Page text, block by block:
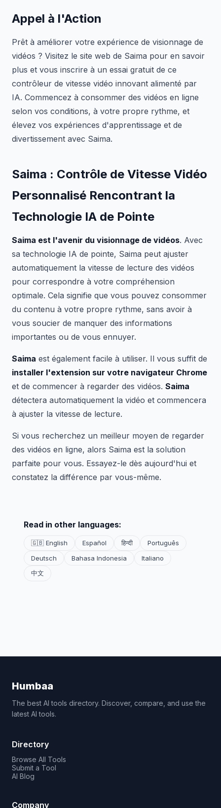
Appel à l'Action
Prêt à améliorer votre expérience de visionnage de
vidéos ? Visitez le site web de Saima pour en savoir
plus et vous inscrire à un essai gratuit de ce
contrôleur de vitesse vidéo innovant alimenté par
IA. Commencez à consommer des vidéos en ligne
selon vos conditions, à votre propre rythme, et
élevez vos expériences d'apprentissage et de
divertissement avec Saima.
Saima : Contrôle de Vitesse Vidéo
Personnalisé Rencontrant la
Technologie IA de Pointe
Saima est l'avenir du visionnage de vidéos. Avec
sa technologie IA de pointe, Saima peut ajuster
automatiquement la vitesse de lecture des vidéos
pour correspondre à votre compréhension
optimale. Cela signifie que vous pouvez consommer
du contenu à votre propre rythme, sans avoir à
vous soucier de manquer des informations
importantes ou de vous ennuyer.
Saima est également facile à utiliser. Il vous suffit de
installer l'extension sur votre navigateur Chrome
et de commencer à regarder des vidéos. Saima
détectera automatiquement la vidéo et commencera
à ajuster la vitesse de lecture.
Si vous recherchez un meilleur moyen de regarder
des vidéos en ligne, alors Saima est la solution
parfaite pour vous. Essayez-le dès aujourd'hui et
constatez la différence par vous-même.
Read in other languages:
🇬🇧 English Español हिन्दी
Português
Deutsch
Bahasa Indonesia
Italiano
中文
Humbaa
The best AI tools directory. Discover, compare, and use the
latest AI tools.
Directory
Browse All Tools
Submit a Tool
AI Blog
Company